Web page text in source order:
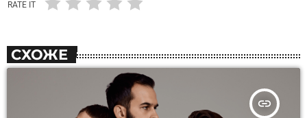
RATE IT
СХОЖЕ
insert_link